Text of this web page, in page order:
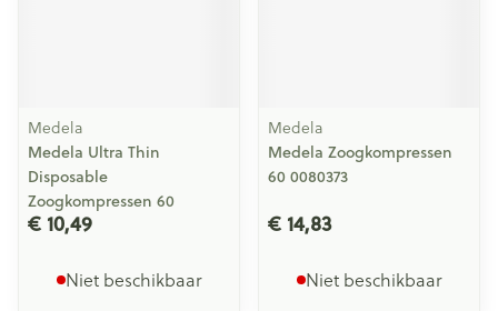
Medela
Medela Ultra Thin
Disposable
Zoogkompressen 60
€ 10,49
Niet beschikbaar
Medela
Medela Zoogkompressen
60 0080373
€ 14,83
Niet beschikbaar